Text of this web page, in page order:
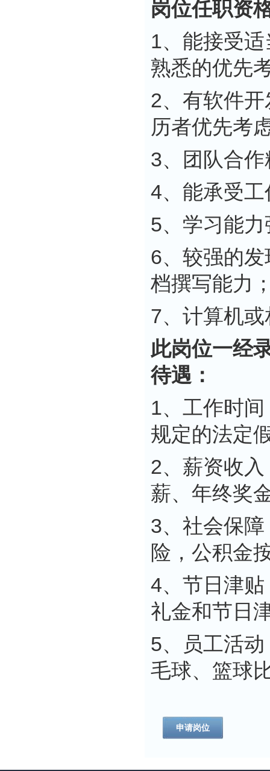
岗位任职资
1、能接受
熟悉的优先
2、有软件
历者优先考
3、团队合
4、能承受
5、学习能
6、较强的
档撰写能力
7、计算机
此岗位一经
待遇：
1、工作时
规定的法定
2、薪资收
薪、年终奖
3、社会保
险，公积金
4、节日津
礼金和节日
5、员工活
毛球、篮球
申请岗位